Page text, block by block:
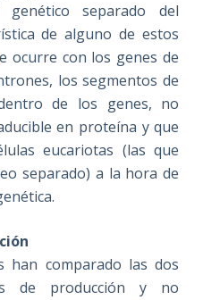
separado del
de alguno de estos
ocurre con los genes de
los segmentos de
de los genes, no
en proteína y que
eucariotas (las que
separado) a la hora de
han comparado las dos
de producción y no